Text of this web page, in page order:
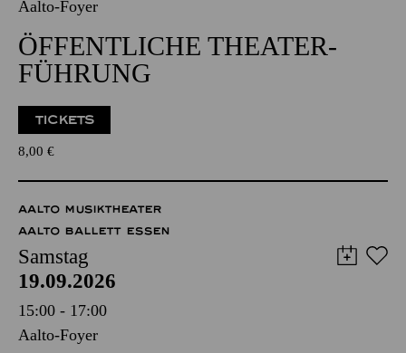
Aalto-Foyer
ÖFFENTLICHE THEATER­
FÜHRUNG
TICKETS
8,00 €
AALTO MUSIKTHEATER
AALTO BALLETT ESSEN
Samstag
19.09.2026
15:00 - 17:00
Aalto-Foyer